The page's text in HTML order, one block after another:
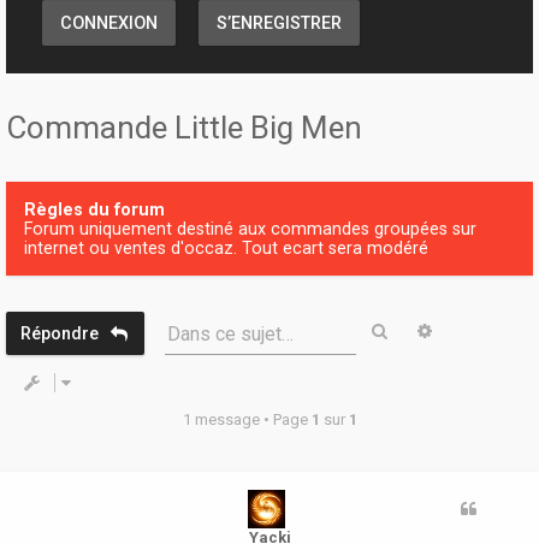
CONNEXION S’ENREGISTRER
Commande Little Big Men
Règles du forum
Forum uniquement destiné aux commandes groupées sur
internet ou ventes d'occaz. Tout ecart sera modéré
Répondre Dans ce sujet… Rechercher
1 message • Page 1 sur 1
Yacki